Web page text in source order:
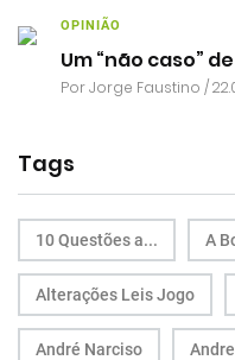
OPINIÃO
Um “não caso”
PorJorge Faustino /
Tags
10 Questões a... A
Alterações Leis Jogo
André Narciso